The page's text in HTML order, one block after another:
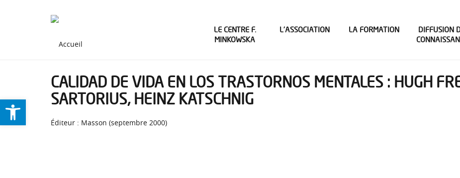
LE CENTRE F.
MINKOWSKA
L’ASSOCIATION LA FORMATION
DIFFUSION
CALIDAD DE VIDA EN LOS TRASTORNOS MENTALES : HUGH
SARTORIUS, HEINZ KATSCHNIG
Éditeur : Masson (septembre 2000)
Ouvrir la barre d’outils